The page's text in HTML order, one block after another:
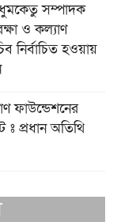
সম্পাদক
ও কল্যাণ
নির্বাচিত হওয়ায়
ফাউন্ডেশনের
ঃ প্রধান অতিথি